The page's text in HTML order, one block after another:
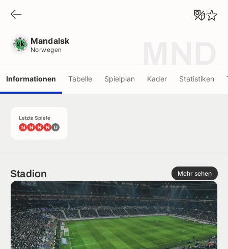
Mandalsk
Norwegen
Informationen Tabelle Spielplan Kader Statistiken
Letzte Spiele
N N N N U
Stadion Mehr sehen